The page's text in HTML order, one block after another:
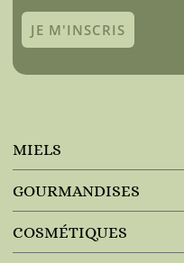
JE M'INSCRIS
MIELS
GOURMANDISES
COSMÉTIQUES